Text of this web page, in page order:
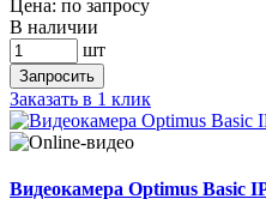
Цена: по запросу
В наличии
шт
Запросить
Заказать в 1 клик
Видеокамера Optimus Basic